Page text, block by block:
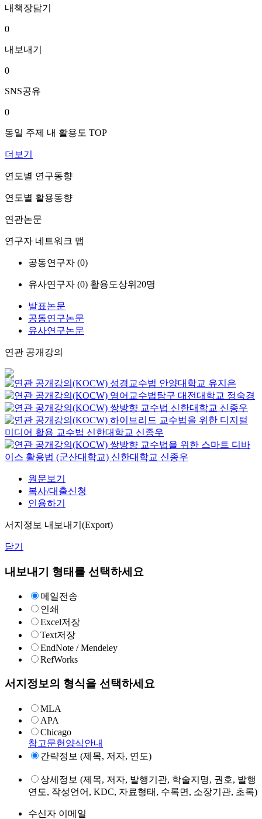
내책장담기
0
내보내기
0
SNS공유
0
동일 주제 내 활용도 TOP
더보기
연도별 연구동향
연도별 활용동향
연관논문
연구자 네트워크 맵
공동연구자 (0)
유사연구자 (0) 활용도상위20명
발표논문
공동연구논문
유사연구논문
연관 공개강의
성경교수법 안양대학교 유지은
영어교수법탐구 대전대학교 정숙경
쌍방향 교수법 신한대학교 신종우
하이브리드 교수법을 위한 디지털
미디어 활용 교수법 신한대학교 신종우
쌍방향 교수법을 위한 스마트 디바
이스 활용법 (군산대학교) 신한대학교 신종우
원문보기
복사/대출신청
인용하기
서지정보 내보내기(Export)
닫기
내보내기 형태를 선택하세요
메일전송
인쇄
Excel저장
Text저장
EndNote / Mendeley
RefWorks
서지정보의 형식을 선택하세요
MLA
APA
Chicago
참고문헌양식안내
간략정보 (제목, 저자, 연도)
상세정보 (제목, 저자, 발행기관, 학술지명, 권호, 발행
연도, 작성언어, KDC, 자료형태, 수록면, 소장기관, 초록)
수신자 이메일